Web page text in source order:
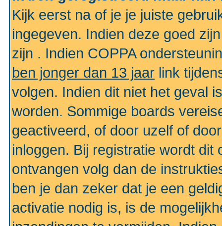
Kijk eerst na of je je juiste
ingegeven. Indien deze goed
zijn . Indien COPPA
ben jonger dan 13 jaar link
volgen. Indien dit niet het geval
worden. Sommige boards
geactiveerd, of door uzelf of
inloggen. Bij registratie wordt dit
ontvangen volg dan de
ben je dan zeker dat je een
activatie nodig is, is de